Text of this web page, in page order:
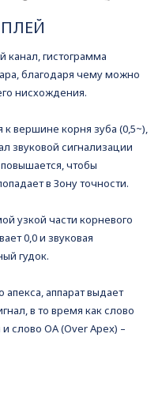
канал, гистограмма
благодаря чему можно
нисхождения.
вершине корня зуба (0,5~),
звуковой сигнализации
чтобы
в Зону точности.
узкой части корневого
0,0 и звуковая
гудок.
аппарат выдает
в то время как слово
слово ОА (Over Apex) –